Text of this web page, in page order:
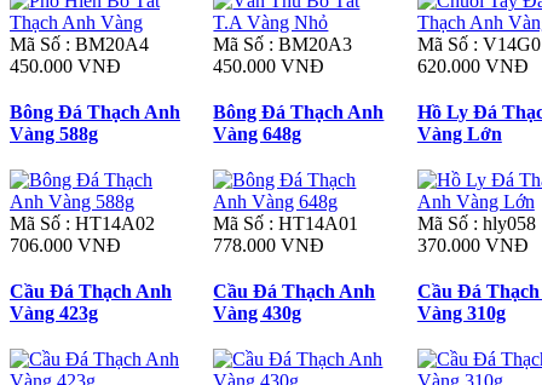
Mã Số : BM20A4
450.000 VNĐ
Mã Số : BM20A3
450.000 VNĐ
Mã Số :
620.000 VNĐ
Bông Đá Thạch Anh
Vàng 588g
Mã Số : HT14A02
706.000 VNĐ
Bông Đá Thạch Anh
Vàng 648g
Mã Số : HT14A01
778.000 VNĐ
Hồ Ly Đá
Vàng Lớn
Mã Số : hly058
370.000 VNĐ
Cầu Đá Thạch Anh
Vàng 423g
Cầu Đá Thạch Anh
Vàng 430g
Cầu Đá
Vàng 310g